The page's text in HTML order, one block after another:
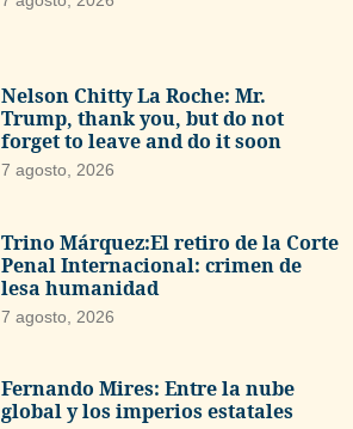
Nelson Chitty La Roche: Mr.
Trump, thank you, but do not
forget to leave and do it soon
7 agosto, 2026
Trino Márquez:El retiro de la Corte
Penal Internacional: crimen de
lesa humanidad
7 agosto, 2026
Fernando Mires: Entre la nube
global y los imperios estatales